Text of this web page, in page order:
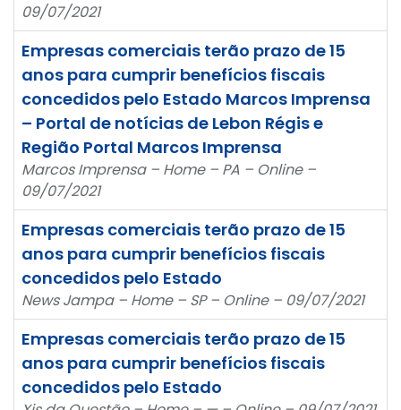
09/07/2021
Empresas comerciais terão prazo de 15
anos para cumprir benefícios fiscais
concedidos pelo Estado Marcos Imprensa
– Portal de notícias de Lebon Régis e
Região Portal Marcos Imprensa
Marcos Imprensa – Home – PA – Online –
09/07/2021
Empresas comerciais terão prazo de 15
anos para cumprir benefícios fiscais
concedidos pelo Estado
News Jampa – Home – SP – Online – 09/07/2021
Empresas comerciais terão prazo de 15
anos para cumprir benefícios fiscais
concedidos pelo Estado